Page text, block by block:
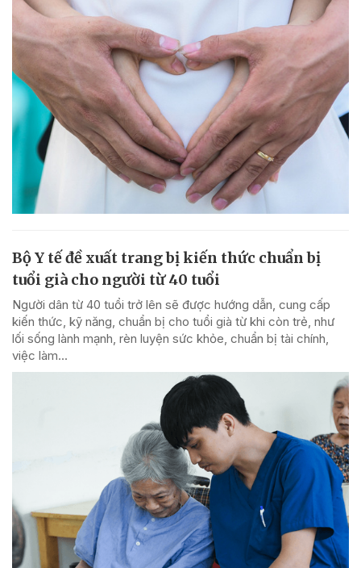
Bộ Y tế đề xuất trang bị kiến thức chuẩn bị
tuổi già cho người từ 40 tuổi
Người dân từ 40 tuổi trở lên sẽ được hướng dẫn, cung cấp
kiến thức, kỹ năng, chuẩn bị cho tuổi già từ khi còn trẻ, như
lối sống lành mạnh, rèn luyện sức khỏe, chuẩn bị tài chính,
việc làm...